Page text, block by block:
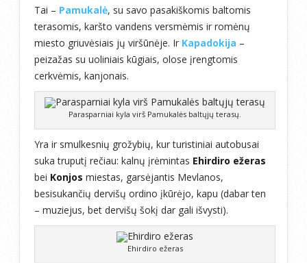
Tai – Pamukalė, su savo pasakiškomis baltomis
terasomis, karšto vandens versmėmis ir romėnų
miesto griuvėsiais jų viršūnėje. Ir Kapadokija –
peizažas su uoliniais kūgiais, olose įrengtomis
cerkvėmis, kanjonais.
Parasparniai kyla virš Pamukalės baltųjų terasų.
Yra ir smulkesnių grožybių, kur turistiniai autobusai
suka truputį rečiau: kalnų įrėmintas Ehirdiro ežeras
bei Konjos miestas, garsėjantis Mevlanos,
besisukančių dervišų ordino įkūrėjo, kapu (dabar ten
– muziejus, bet dervišų šokį dar gali išvysti).
Ehirdiro ežeras